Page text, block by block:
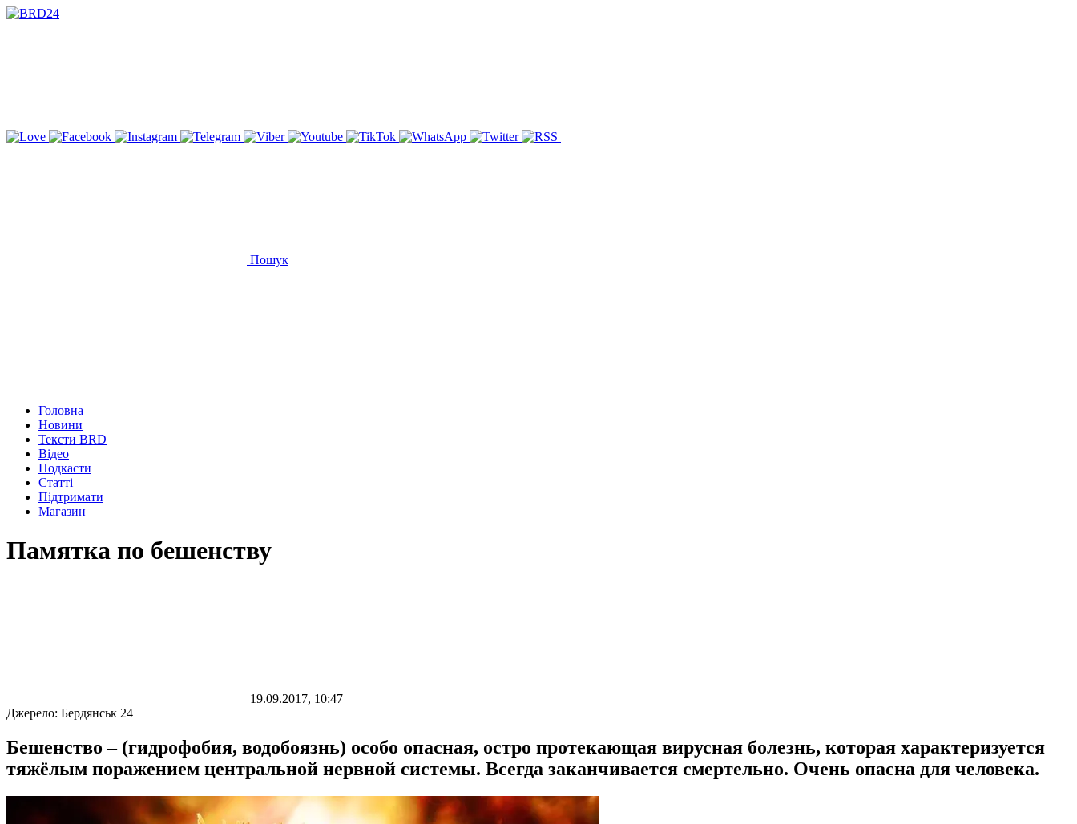
Пошук
Головна
Новини
Тексти BRD
Відео
Подкасти
Статті
Підтримати
Магазин
Памятка по бешенству
19.09.2017, 10:47
Джерело: Бердянськ 24
Бешенство – (гидрофобия, водобоязнь) особо опасная, остро протекающая вирусная болезнь, которая характеризуется
тяжёлым поражением центральной нервной системы. Всегда заканчивается смертельно. Очень опасна для человека.